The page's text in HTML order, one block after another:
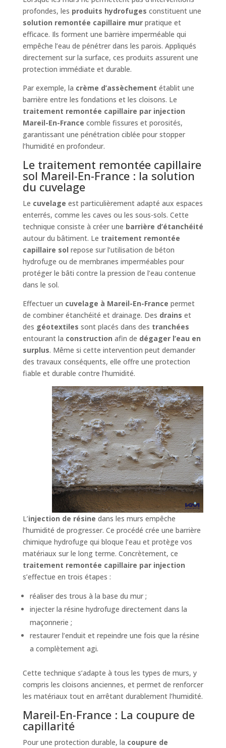
profondes, les produits hydrofuges constituent une
solution remontée capillaire murpratique et
efficace. Ils forment une barrière imperméable qui
empêche l’eau de pénétrer dans les parois. Appliqués
directement sur la surface, ces produits assurent une
protection immédiate et durable.
Par exemple, la crème d’assèchement établit une
barrière entre les fondations et les cloisons. Le
traitement remontée capillaire par injection
Mareil-En-France comble fissures et porosités,
garantissant une pénétration ciblée pour stopper
l’humidité en profondeur.
Le traitement remontée capillaire
sol Mareil-En-France : la solution
du cuvelage
Le cuvelage est particulièrement adapté aux espaces
enterrés, comme les caves ou les sous-sols. Cette
technique consiste à créer une barrière d’étanchéité
autour du bâtiment. Le traitement remontée
capillaire sol repose sur l’utilisation de béton
hydrofuge ou de membranes imperméables pour
protéger le bâti contre la pression de l’eau contenue
dans le sol.
Effectuer un cuvelage à Mareil-En-France permet
de combiner étanchéité et drainage. Des drains et
des géotextiles sont placés dans des tranchées
entourant la construction afin de dégager l’eau en
surplus. Même si cette intervention peut demander
des travaux conséquents, elle offre une protection
fiable et durable contre l’humidité.
L’injection de résine dans les murs empêche
l’humidité de progresser. Ce procédé crée une barrière
chimique hydrofuge qui bloque l’eau et protège vos
matériaux sur le long terme. Concrètement, ce
traitement remontée capillaire par injection
s’effectue en trois étapes :
réaliser des trous à la base du mur ;
injecter la résine hydrofuge directement dans la
maçonnerie ;
restaurer l’enduit et repeindre une fois que la résine
a complètement agi.
Cette technique s’adapte à tous les types de murs, y
compris les cloisons anciennes, et permet de renforcer
les matériaux tout en arrêtant durablement l’humidité.
Mareil-En-France : La coupure de
capillarité
Pour une protection durable, la coupure de